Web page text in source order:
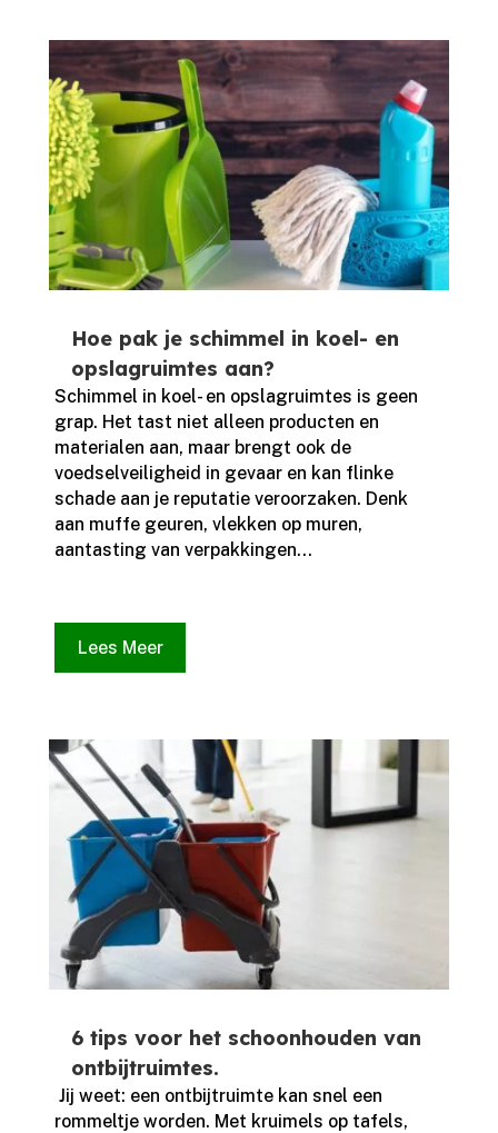
Hoe pak je schimmel in koel- en
opslagruimtes aan?
Schimmel in koel- en opslagruimtes is geen
grap.​ Het tast niet alleen producten en
materialen aan, maar brengt ook de
voedselveiligheid in gevaar en kan flinke
schade aan je reputatie veroorzaken.​ Denk
aan muffe geuren, vlekken op muren,
aantasting van verpakkingen...
Lees Meer
6 tips voor het schoonhouden van
ontbijtruimtes.
​ Jij weet: een ontbijtruimte kan snel een
rommeltje worden.​ Met kruimels op tafels,